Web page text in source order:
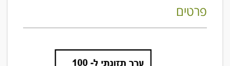
פרטים